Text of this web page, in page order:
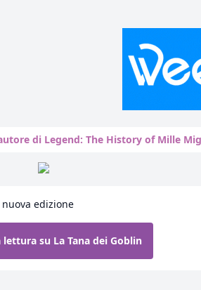
di Legend: The History of Mille
edizione
su La Tana dei Goblin